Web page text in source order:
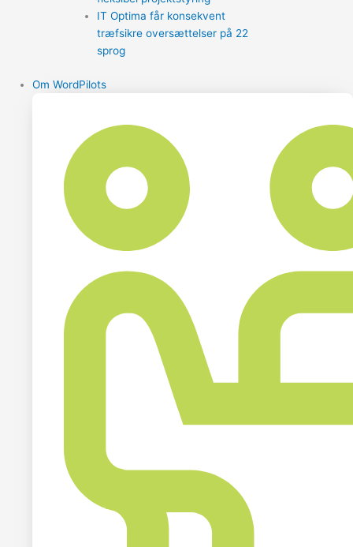
IT Optima får konsekvent
træfsikre oversættelser på 22
sprog
Om WordPilots